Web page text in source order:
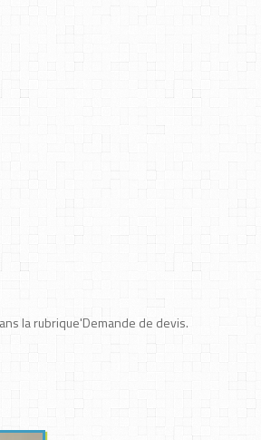
la rubrique'Demande de devis.